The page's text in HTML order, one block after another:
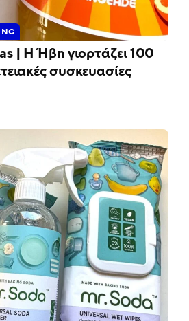
| Η Ήβη γιορτάζει 100
συσκευασίες